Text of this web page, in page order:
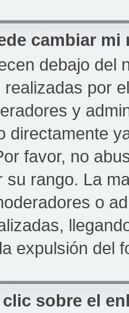
cambiar mi
debajo del
por
y
directamente
favor, no
su rango. La
o
expulsión del
sobre el